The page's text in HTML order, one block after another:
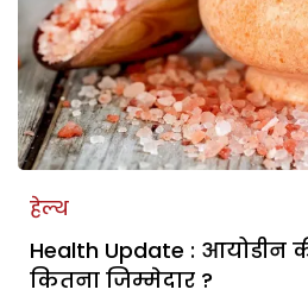
हेल्थ
Health Update :
कितना जिम्मेदार ?